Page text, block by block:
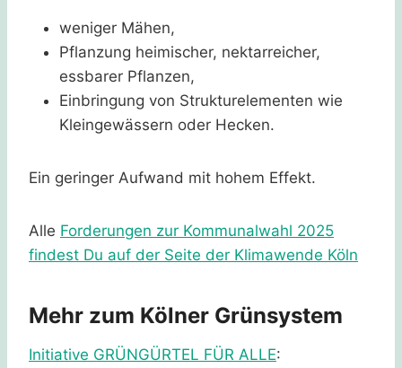
weniger Mähen,
Pflanzung heimischer, nektarreicher,
essbarer Pflanzen,
Einbringung von Strukturelementen wie
Kleingewässern oder Hecken.
Ein geringer Aufwand mit hohem Effekt.
Alle Forderungen zur Kommunalwahl 2025
findest Du auf der Seite der Klimawende Köln
Mehr zum Kölner Grünsystem
Initiative GRÜNGÜRTEL FÜR ALLE: